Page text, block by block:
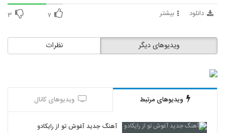
دانلود بیشتر ۷ ۳
نظرات ویدیوهای دیگر
ویدیوهای مرتبط ویدیوهای کانال
آهنگ جدید آغوش تو از رایکادو